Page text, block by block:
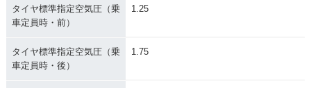
タイヤ標準指定空気圧（乗
車定員時・前）
1.25
タイヤ標準指定空気圧（乗
車定員時・後）
1.75